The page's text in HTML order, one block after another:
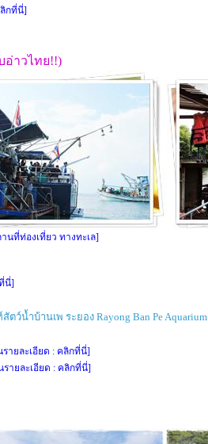
กที่นี่]
อ่าวไทย!!)
ที่ท่องเที่ยว ทางทะเล]
นี่]
น้ำบ้านเพ ระยอง Rayong Ban Pe Aquarium
ายละเอียด : คลิกที่นี่]
รายละเอียด : คลิกที่นี่]